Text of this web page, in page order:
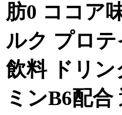
肪0 ココア
ルク プロ
飲料 ドリン
ミンB6配合